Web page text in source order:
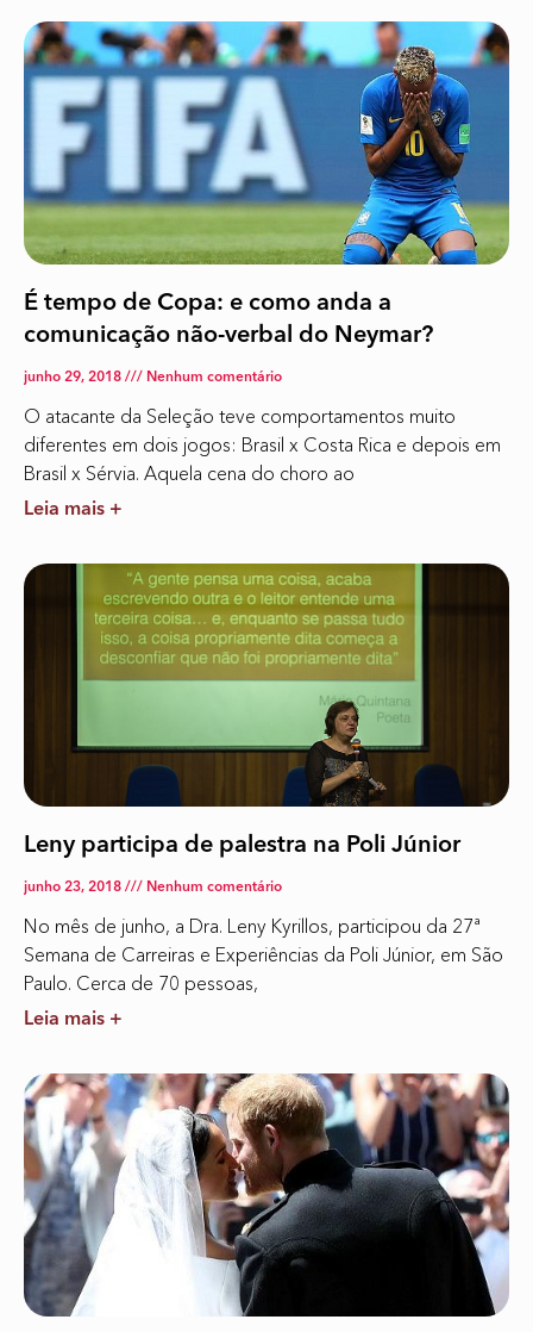
É tempo de Copa: e como anda a
comunicação não-verbal do Neymar?
junho 29, 2018 Nenhum comentário
O atacante da Seleção teve comportamentos muito
diferentes em dois jogos: Brasil x Costa Rica e depois em
Brasil x Sérvia. Aquela cena do choro ao
Leia mais +
Leny participa de palestra na Poli Júnior
junho 23, 2018 Nenhum comentário
No mês de junho, a Dra. Leny Kyrillos, participou da 27ª
Semana de Carreiras e Experiências da Poli Júnior, em São
Paulo. Cerca de 70 pessoas,
Leia mais +